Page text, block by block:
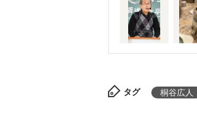
タグ 桐谷広人